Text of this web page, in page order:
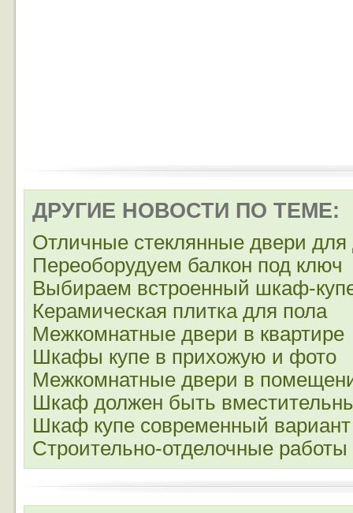
ДРУГИЕ НОВОСТИ ПО ТЕМЕ:
Отличные стеклянные двери
Переоборудуем балкон под ключ
Выбираем встроенный шкаф-
Керамическая плитка для пола
Межкомнатные двери в квартире
Шкафы купе в прихожую и фото
Межкомнатные двери в
Шкаф должен быть
Шкаф купе современный
Строительно-отделочные работы